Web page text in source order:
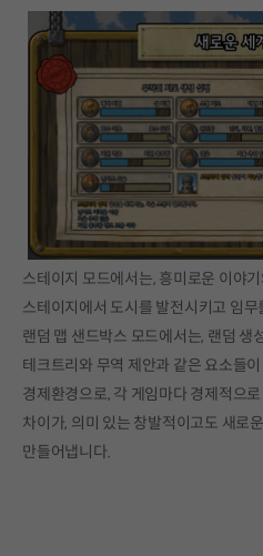
스테이지 모드에서는, 흥미로운 이야
스테이지에서 도시를 발전시키고 임무
랜덤 맵 샌드박스 모드에서는, 랜덤 생
테크트리와 무역 제안과 같은 요소들
경제환경으로, 각 게임마다 경제적으
차이가, 의미 있는 창발적이고도 새로
만들어냅니다.